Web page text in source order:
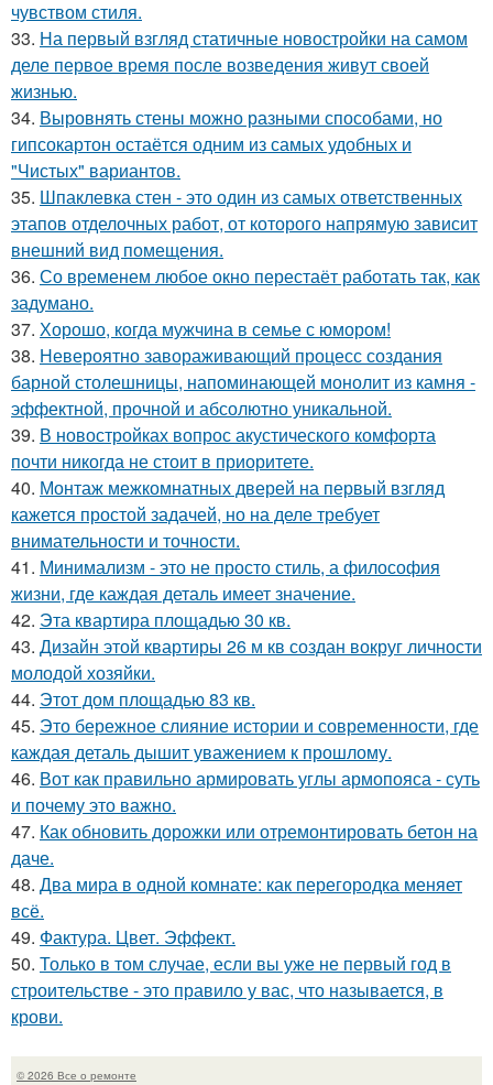
чувством стиля.
33. На первый взгляд статичные новостройки на самом
деле первое время после возведения живут своей
жизнью.
34. Выровнять стены можно разными способами, но
гипсокартон остаётся одним из самых удобных и
"Чистых" вариантов.
35. Шпаклевка стен - это один из самых ответственных
этапов отделочных работ, от которого напрямую зависит
внешний вид помещения.
36. Со временем любое окно перестаёт работать так, как
задумано.
37. Хорошо, когда мужчина в семье с юмором!
38. Невероятно завораживающий процесс создания
барной столешницы, напоминающей монолит из камня -
эффектной, прочной и абсолютно уникальной.
39. В новостройках вопрос акустического комфорта
почти никогда не стоит в приоритете.
40. Монтаж межкомнатных дверей на первый взгляд
кажется простой задачей, но на деле требует
внимательности и точности.
41. Минимализм - это не просто стиль, а философия
жизни, где каждая деталь имеет значение.
42. Эта квартира площадью 30 кв.
43. Дизайн этой квартиры 26 м кв создан вокруг личности
молодой хозяйки.
44. Этот дом площадью 83 кв.
45. Это бережное слияние истории и современности, где
каждая деталь дышит уважением к прошлому.
46. Вот как правильно армировать углы армопояса - суть
и почему это важно.
47. Как обновить дорожки или отремонтировать бетон на
даче.
48. Два мира в одной комнате: как перегородка меняет
всё.
49. Фактура. Цвет. Эффект.
50. Только в том случае, если вы уже не первый год в
строительстве - это правило у вас, что называется, в
крови.
© 2026 Все о ремонте